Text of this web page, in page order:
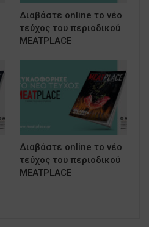
Διαβάστε online το νέο
τεύχος του περιοδικού
MEATPLACE
Διαβάστε online το νέο
τεύχος του περιοδικού
MEATPLACE